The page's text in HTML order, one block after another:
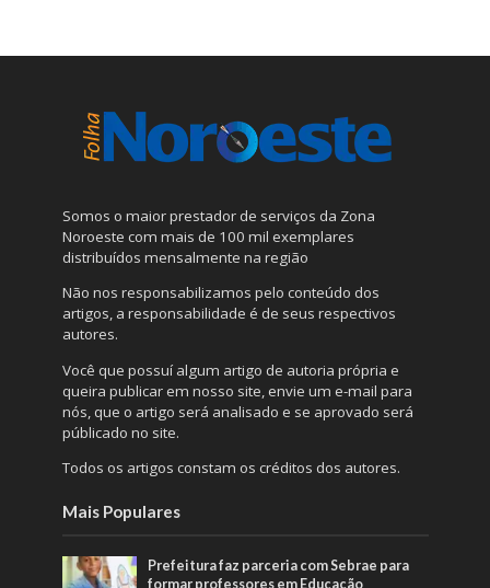
Somos o maior prestador de serviços da Zona
Noroeste com mais de 100 mil exemplares
distribuídos mensalmente na região
Não nos responsabilizamos pelo conteúdo dos
artigos, a responsabilidade é de seus respectivos
autores.
Você que possuí algum artigo de autoria própria e
queira publicar em nosso site, envie um e-mail para
nós, que o artigo será analisado e se aprovado será
públicado no site.
Todos os artigos constam os créditos dos autores.
Mais Populares
Prefeitura faz parceria com Sebrae para
formar professores em Educação